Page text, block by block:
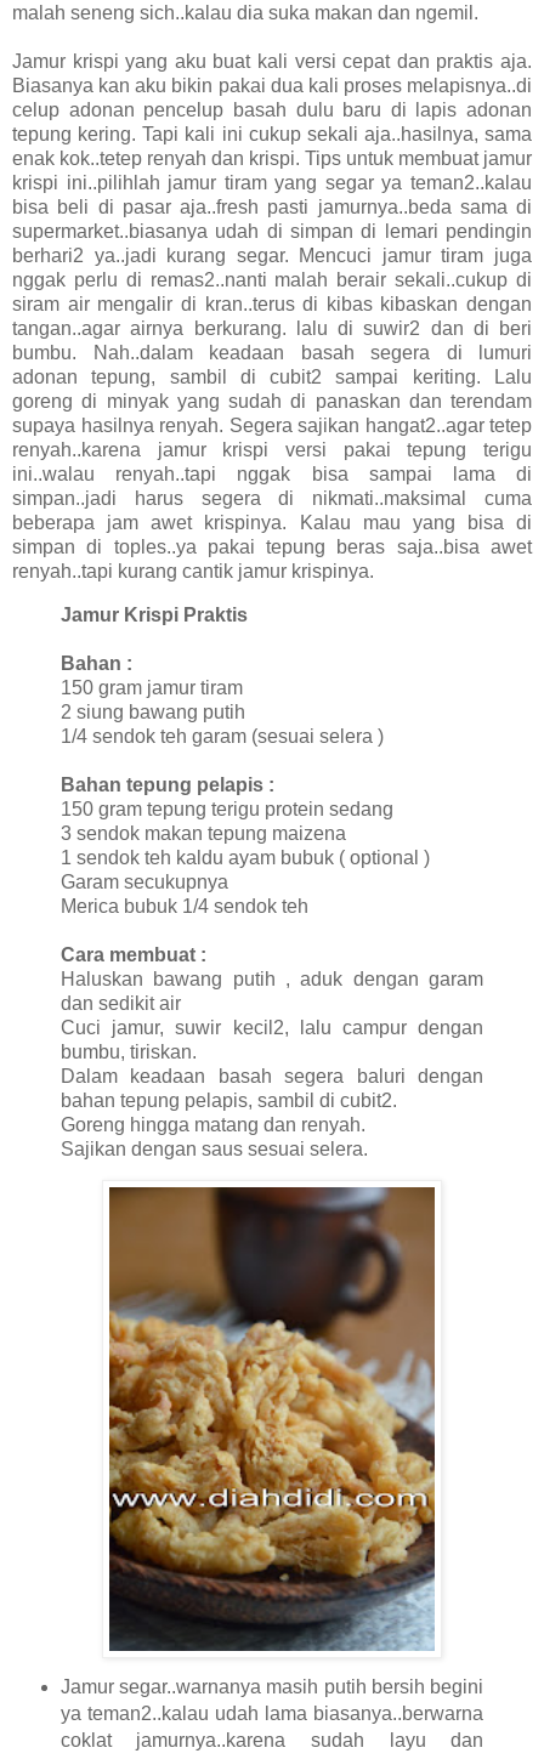
malah seneng sich..kalau dia suka makan dan ngemil.
Jamur krispi yang aku buat kali versi cepat dan praktis aja.
Biasanya kan aku bikin pakai dua kali proses melapisnya..di
celup adonan pencelup basah dulu baru di lapis adonan
tepung kering. Tapi kali ini cukup sekali aja..hasilnya, sama
enak kok..tetep renyah dan krispi. Tips untuk membuat jamur
krispi ini..pilihlah jamur tiram yang segar ya teman2..kalau
bisa beli di pasar aja..fresh pasti jamurnya..beda sama di
supermarket..biasanya udah di simpan di lemari pendingin
berhari2 ya..jadi kurang segar. Mencuci jamur tiram juga
nggak perlu di remas2..nanti malah berair sekali..cukup di
siram air mengalir di kran..terus di kibas kibaskan dengan
tangan..agar airnya berkurang. lalu di suwir2 dan di beri
bumbu. Nah..dalam keadaan basah segera di lumuri
adonan tepung, sambil di cubit2 sampai keriting. Lalu
goreng di minyak yang sudah di panaskan dan terendam
supaya hasilnya renyah. Segera sajikan hangat2..agar tetep
renyah..karena jamur krispi versi pakai tepung terigu
ini..walau renyah..tapi nggak bisa sampai lama di
simpan..jadi harus segera di nikmati..maksimal cuma
beberapa jam awet krispinya. Kalau mau yang bisa di
simpan di toples..ya pakai tepung beras saja..bisa awet
renyah..tapi kurang cantik jamur krispinya.
Jamur Krispi Praktis
Bahan :
150 gram jamur tiram
2 siung bawang putih
1/4 sendok teh garam (sesuai selera )
Bahan tepung pelapis :
150 gram tepung terigu protein sedang
3 sendok makan tepung maizena
1 sendok teh kaldu ayam bubuk ( optional )
Garam secukupnya
Merica bubuk 1/4 sendok teh
Cara membuat :
Haluskan bawang putih , aduk dengan garam
dan sedikit air
Cuci jamur, suwir kecil2, lalu campur dengan
bumbu, tiriskan.
Dalam keadaan basah segera baluri dengan
bahan tepung pelapis, sambil di cubit2.
Goreng hingga matang dan renyah.
Sajikan dengan saus sesuai selera.
Jamur segar..warnanya masih putih bersih begini
ya teman2..kalau udah lama biasanya..berwarna
coklat jamurnya..karena sudah layu dan